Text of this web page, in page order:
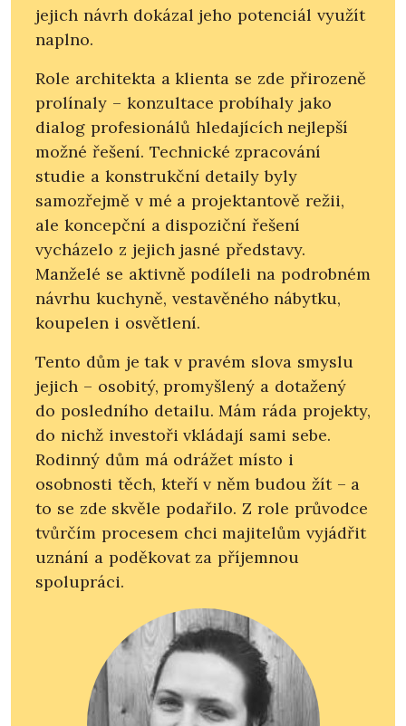
jejich návrh dokázal jeho potenciál využít
naplno.
Role architekta a klienta se zde přirozeně
prolínaly – konzultace probíhaly jako
dialog profesionálů hledajících nejlepší
možné řešení. Technické zpracování
studie a konstrukční detaily byly
samozřejmě v mé a projektantově režii,
ale koncepční a dispoziční řešení
vycházelo z jejich jasné představy.
Manželé se aktivně podíleli na podrobném
návrhu kuchyně, vestavěného nábytku,
koupelen i osvětlení.
Tento dům je tak v pravém slova smyslu
jejich – osobitý, promyšlený a dotažený
do posledního detailu. Mám ráda projekty,
do nichž investoři vkládají sami sebe.
Rodinný dům má odrážet místo i
osobnosti těch, kteří v něm budou žít – a
to se zde skvěle podařilo. Z role průvodce
tvůrčím procesem chci majitelům vyjádřit
uznání a poděkovat za příjemnou
spolupráci.